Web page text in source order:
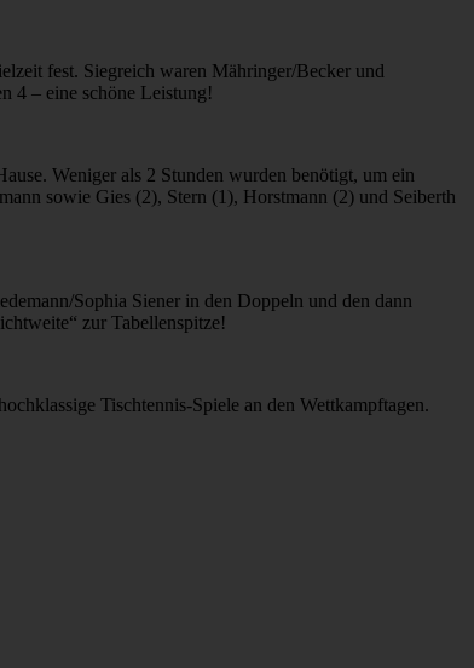
fest. Siegreich waren Mähringer/Becker und
4 – eine schöne Leistung!
Weniger als 2 Stunden wurden benötigt, um ein
sowie Gies (2), Stern (1), Horstmann (2) und Seiberth
Sophia Siener in den Doppeln und den dann
zur Tabellenspitze!
Tischtennis-Spiele an den Wettkampftagen.